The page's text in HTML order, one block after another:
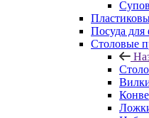
Посуда для
Столовые